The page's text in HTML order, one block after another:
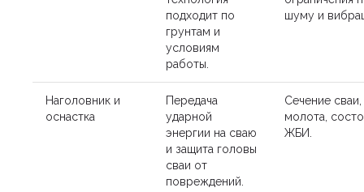
подходит по
грунтам и
условиям
работы.
шуму и
Наголовник и
оснастка
Передача
ударной
энергии на сваю
и защита головы
сваи от
повреждений.
Сечение сваи,
молота,
ЖБИ.